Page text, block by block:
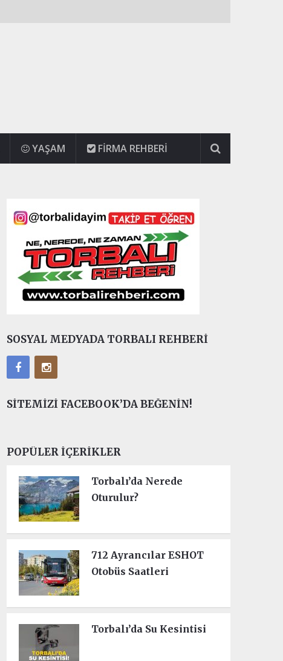
YAŞAM FIRMA REHBERI
SOSYAL MEDYADA TORBALI REHBERI
SITEMIZI FACEBOOK’DA BEĞENIN!
POPÜLER İÇERIKLER
Torbalı’da Nerede
Oturulur?
712 Ayrancılar ESHOT
Otobüs Saatleri
Torbalı’da Su Kesintisi